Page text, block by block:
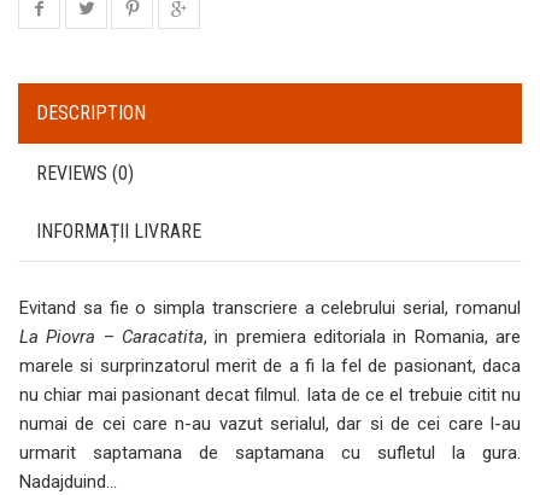
DESCRIPTION
REVIEWS (0)
INFORMAȚII LIVRARE
Evitand sa fie o simpla transcriere a celebrului serial, romanul
La Piovra – Caracatita, in premiera editoriala in Romania, are
marele si surprinzatorul merit de a fi la fel de pasionant, daca
nu chiar mai pasionant decat filmul. Iata de ce el trebuie citit nu
numai de cei care n-au vazut serialul, dar si de cei care l-au
urmarit saptamana de saptamana cu sufletul la gura.
Nadajduind…